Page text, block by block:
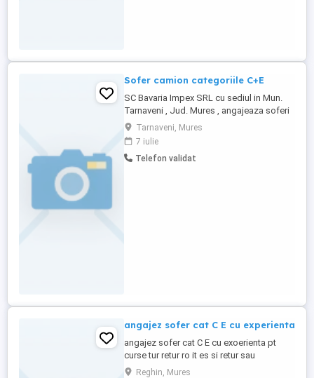
Sofer camion categoriile C+E
SC Bavaria Impex SRL cu sediul in Mun.
Tarnaveni , Jud. Mures , angajeaza soferi
profesionisti categoria C+E in conditii
foarte avantajoase pentru curse tur-retur
Romania-Germania. Se va transporta
marfa in semiremorci frigorifice. Vei
Tarnaveni, Mures
7 iulie
Telefon validat
angajez sofer cat C E cu experienta
angajez sofer cat C E cu exoerienta pt
curse tur retur ro it es si retur sau
combinat cu comunitate
Reghin, Mures